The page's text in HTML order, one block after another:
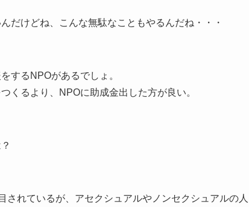
だけどね、こんな無駄なこともやるんだね・・・
するNPOがあるでしょ。
くるより、NPOに助成金出した方が良い。
されているが、アセクシュアルやノンセクシュアルの